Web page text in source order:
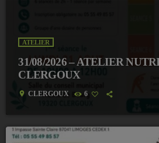
ATELIER
31/08/2026 – ATELIER
CLERGOUX
location_on CLERGOUX 6